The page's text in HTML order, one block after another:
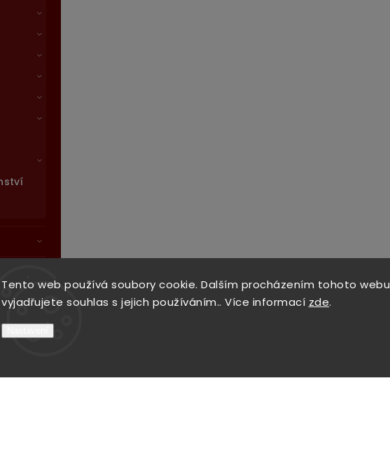
Tento web používá soubory cookie. Dalším procházením tohoto webu
vyjadřujete souhlas s jejich používáním.. Více informací zde.